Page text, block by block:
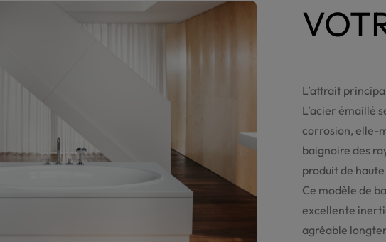
L’attrait
L’acier émaillé
corrosion, elle-
baignoire des
produit de
Ce modèle de
excellente
agréable